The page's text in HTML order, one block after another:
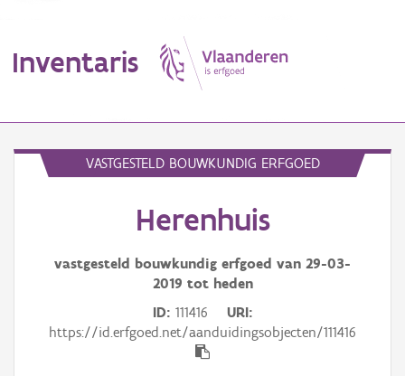
Inventaris
Aanduidingsobject
VASTGESTELD BOUWKUNDIG ERFGOED
Herenhuis
vastgesteld bouwkundig erfgoed van 29-03-
2019 tot heden
ID 111416
URI
https://id.erfgoed.net/aanduidingsobjecten/111416